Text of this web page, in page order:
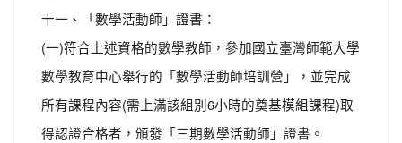
十一、「數學活動師」證書：
(一)符合上述資格的數學教師，參加國立臺灣師範大學
數學教育中心舉行的「數學活動師培訓營」，並完成
所有課程內容(需上滿該組別6小時的奠基模組課程)取
得認證合格者，頒發「三期數學活動師」證書。